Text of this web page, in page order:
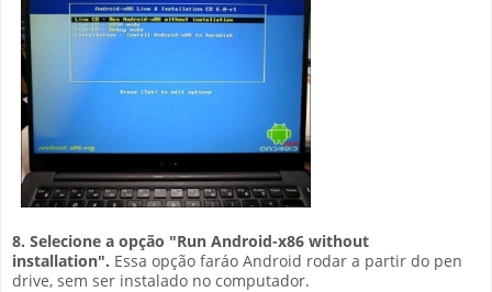
8. Selecione a opção "Run Android-x86 without
installation". Essa opção faráo Android rodar a partir do pen
drive, sem ser instalado no computador.